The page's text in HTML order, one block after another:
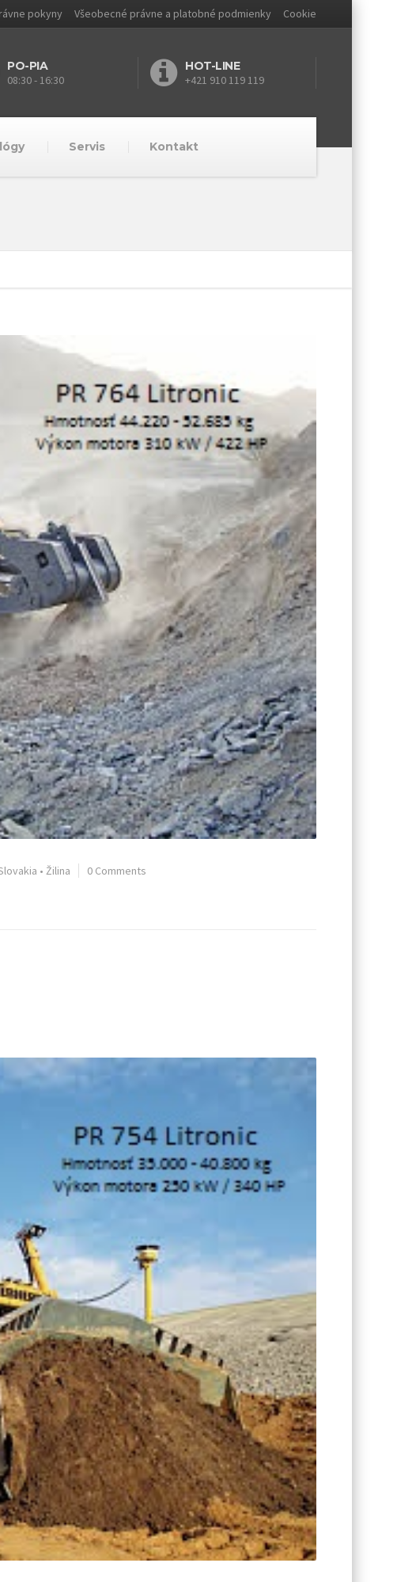
pokyny Všeobecné právne a platobné podmienky Cookie
PO-PIA
08:30 - 16:30
HOT-LINE
+421 910 119 119
Servis Kontakt
• Žilina 0 Comments